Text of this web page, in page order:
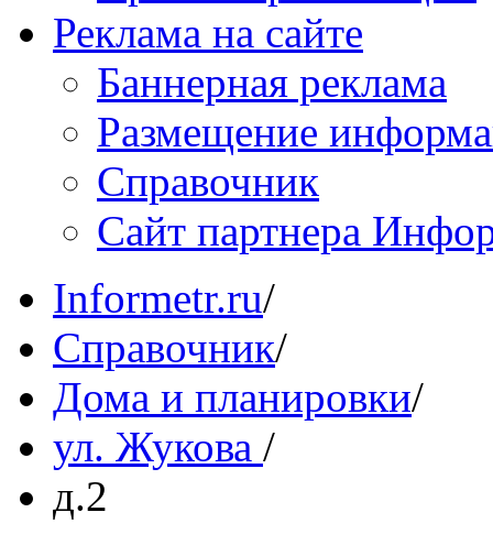
Реклама на сайте
Баннерная реклама
Размещение
Справочник
Сайт партнера
Informetr.ru/
Справочник/
Дома и планировки/
ул. Жукова /
д.2